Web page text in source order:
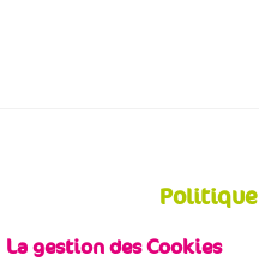
La gestion des Cookies